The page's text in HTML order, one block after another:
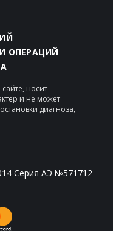
ОПЕРАЦИЙ
носит
и не может
диагноза,
Серия АЭ №571712